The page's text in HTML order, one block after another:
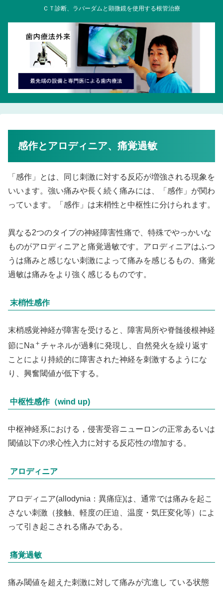
ＣＴ診断、ラバーダムと顕微鏡を使用する根管治療
感作とアロディニア、痛覚過敏
「感作」とは、同じ刺激に対する反応が増強される現象を
いいます。強い痛みや長く続く痛みには、「感作」が関わ
っています。「感作」は末梢性と中枢性に分けられます。
異なる2つのタイプの神経障害性痛で、特殊でやっかいな
ものがアロディニアと痛覚過敏です。アロディニアはふつ
うは痛みと感じない刺激によって痛みを感じるもの、痛覚
過敏は痛みをより強く感じるものです。
末梢性感作
末梢感覚神経が障害を受けると、障害局所や脊髄後根神経
節にNa ＋ チャネルが過剰に発現し、自然発火を繰り返す
ことにより持続的に障害された神経を刺激するようにな
り、興奮閾値が低下する。
中枢性感作（wind up)
中枢神経系における，侵害受容ニューロンの正常あるいは
閾値以下の求心性入力に対する反応性の増加する。
アロディニア
アロディニア(allodynia：異痛症)は、通常では痛みを起こ
さない刺激（接触、軽度の圧迫、温度・気圧変化等）によ
って引き起こされる痛みである。
痛覚過敏
痛み閾値を超えた刺激に対して痛みが亢進し ている状態